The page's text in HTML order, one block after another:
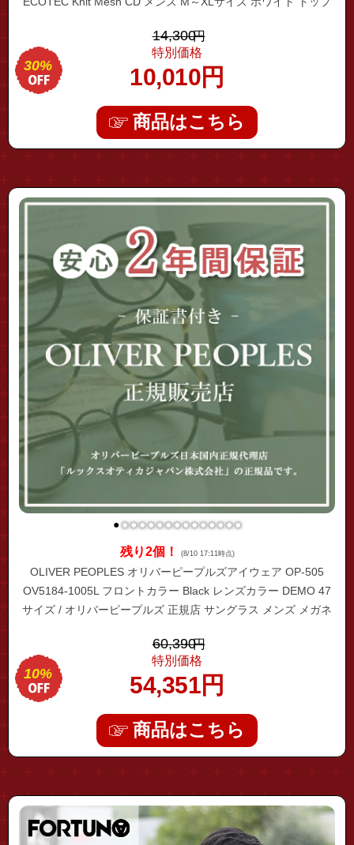
ツヤ 大人 春 長袖 お洒落 無地
14,300円
特別価格
10,010円
30%
商品はこちら
"ov5184-1005l"
●●●●●●●●●●●●●●●
残り2個！ (8/10 17:11時点)
OLIVER PEOPLES オリバーピープルズアイウェア OP-505
OV5184-1005L フロントカラー Black レンズカラー DEMO 47
サイズ / オリバーピープルズ 正規店 サングラス メンズ メガネ
60,390円
特別価格
54,351円
10%
商品はこちら
"fhct-0238"